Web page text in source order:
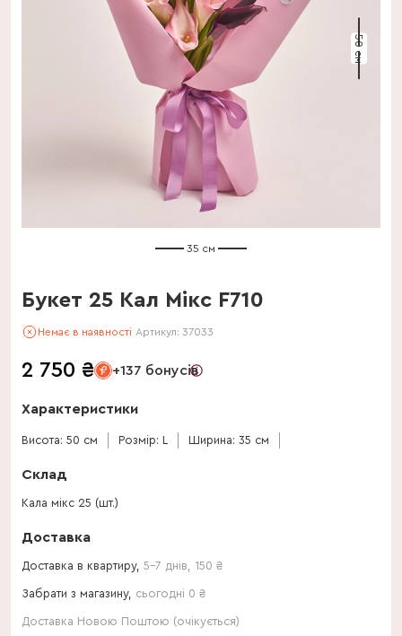
50 см
35 см
Букет 25 Кал Мікс F710
Немає в наявності Артикул: 37033
2 750 ₴ +137 бонусів
Характеристики
Висота: 50 см Розмір: L Ширина: 35 см
Склад
Кала мікс 25 (шт.)
Доставка
Доставка в квартиру, 5-7 днів 150 ₴
Забрати з магазину, сьогодні 0 ₴
Доставка Новою Поштою (очікується)